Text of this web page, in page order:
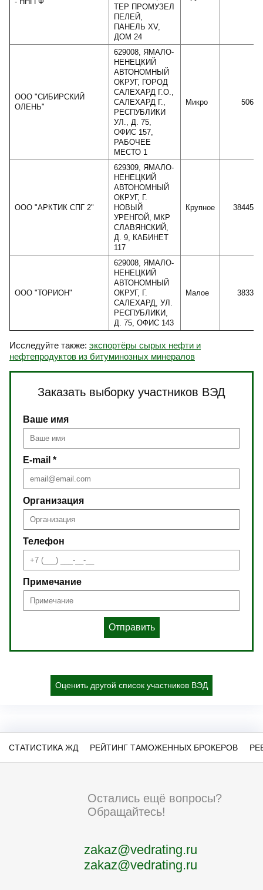
ТЕР ПРОМУЗЕЛ
ПЕЛЕЙ,
ПАНЕЛЬ XV,
ДОМ 24
ООО "СИБИРСКИЙ
ОЛЕНЬ"
629008, ЯМАЛО-
НЕНЕЦКИЙ
АВТОНОМНЫЙ
ОКРУГ, ГОРОД
САЛЕХАРД Г.О.,
САЛЕХАРД Г.,
РЕСПУБЛИКИ
УЛ., Д. 75,
ОФИС 157,
РАБОЧЕЕ
МЕСТО 1
Микро 50683
ООО "АРКТИК СПГ 2"
629309, ЯМАЛО-
НЕНЕЦКИЙ
АВТОНОМНЫЙ
ОКРУГ, Г.
НОВЫЙ
УРЕНГОЙ, МКР
СЛАВЯНСКИЙ,
Д. 9, КАБИНЕТ
117
Крупное 3844502
ООО "ТОРИОН"
629008, ЯМАЛО-
НЕНЕЦКИЙ
АВТОНОМНЫЙ
ОКРУГ, Г.
САЛЕХАРД, УЛ.
РЕСПУБЛИКИ,
Д. 75, ОФИС 143
Малое 383339
Исследуйте также: экспортёры сырых нефти и
нефтепродуктов из битуминозных минералов
Заказать выборку участников ВЭД
Ваше имя
E-mail *
Организация
Телефон
Примечание
Отправить
Оценить другой список участников ВЭД
СТАТИСТИКА ЖД РЕЙТИНГ ТАМОЖЕННЫХ БРОКЕРОВ
Остались ещё вопросы?
Обращайтесь!
zakaz@vedrating.ru
zakaz@vedrating.ru